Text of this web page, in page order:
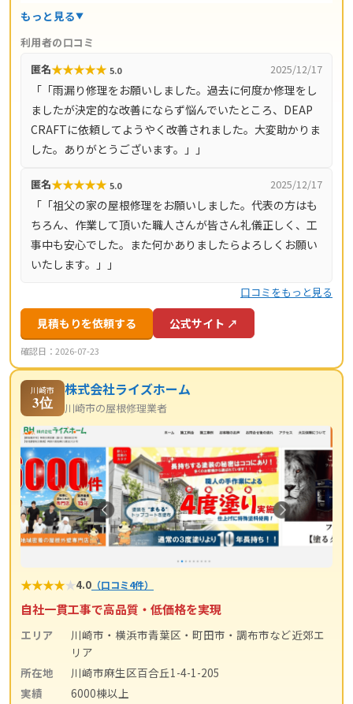
からアフターサポートまで自社スタッフが一貫対応。仲介
の目安は雨漏り修理3万円〜、屋根の部分補修5万円〜、棟
板金交換10万円〜、屋根カバー工法80万円〜、葺き替え
100万円〜。現地調査・お見積り・ご相談は無料で、最短
即日対応も可能です（営業時間8時〜18時・月〜土）。対
応エリアは神奈川県全域（33市町村）と東京都全域（23
区・多摩地域）です。
もっと見る
利用者の口コミ
匿名★★★★★ 5.0 2025/12/17
「「雨漏り修理をお願いしました。過去に何度か修理をし
ましたが決定的な改善にならず悩んでいたところ、DEAP
CRAFTに依頼してようやく改善されました。大変助かりま
した。ありがとうございます。」」
匿名★★★★★ 5.0 2025/12/17
「「祖父の家の屋根修理をお願いしました。代表の方はも
ちろん、作業して頂いた職人さんが皆さん礼儀正しく、工
事中も安心でした。また何かありましたらよろしくお願い
いたします。」」
口コミをもっと見る
見積もりを依頼する 公式サイト ↗
確認日：2026-07-23
川崎市
3位
株式会社ライズホーム
川崎市の屋根修理業者
★★★★★4.0 （口コミ4件）
自社一貫工事で高品質・低価格を実現
エリア
川崎市・横浜市青葉区・町田市・調布市など近郊エ
リア
所在地
川崎市麻生区百合丘1-4-1-205
実績
6000棟以上